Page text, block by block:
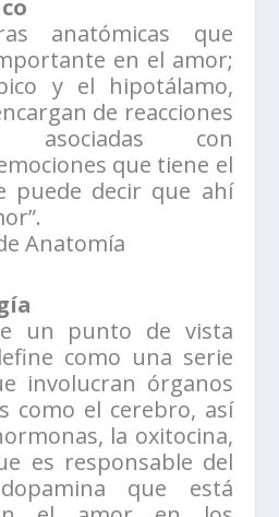
anatómicas que
en el amor;
y el hipotálamo,
de reacciones
asociadas con
que tiene el
puede decir que ahí
Anatomía
un punto de vista
como una serie
involucran órganos
como el cerebro, así
la oxitocina,
es responsable del
que está